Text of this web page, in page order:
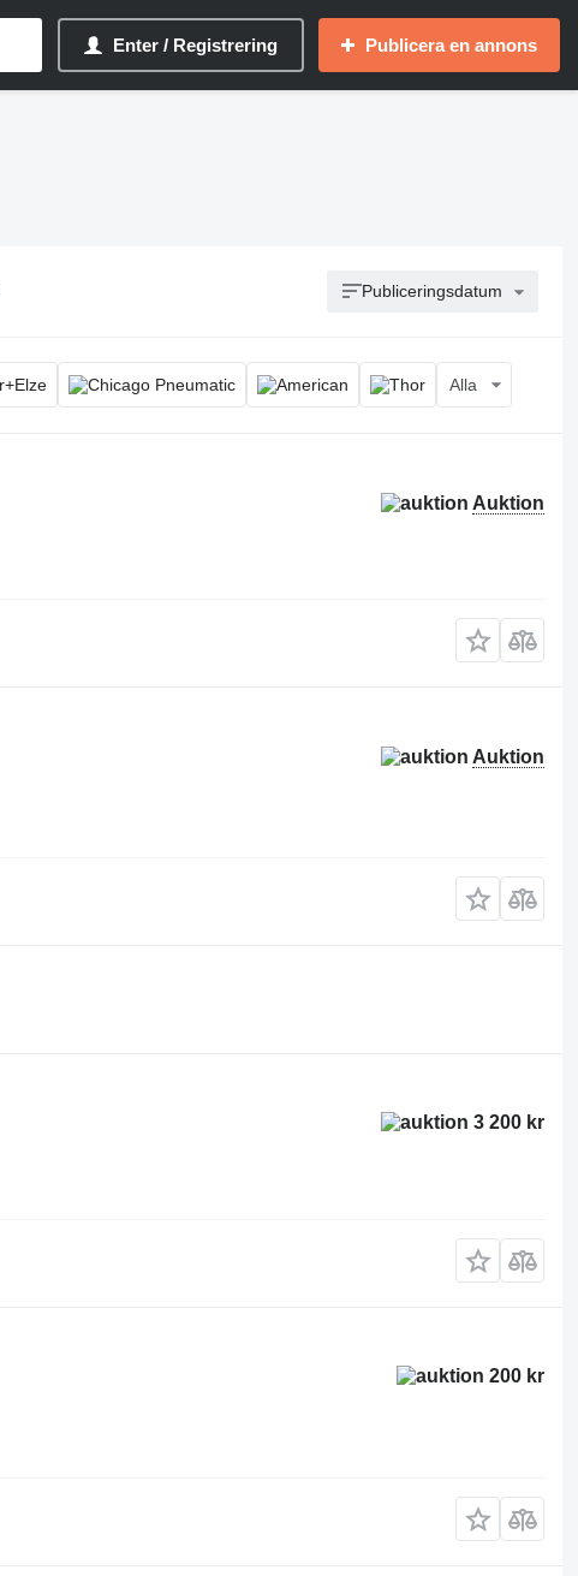
Enter / Registrering Publicera en annons
Publiceringsdatum
Alla
Auktion
Auktion
3 200 kr
200 kr